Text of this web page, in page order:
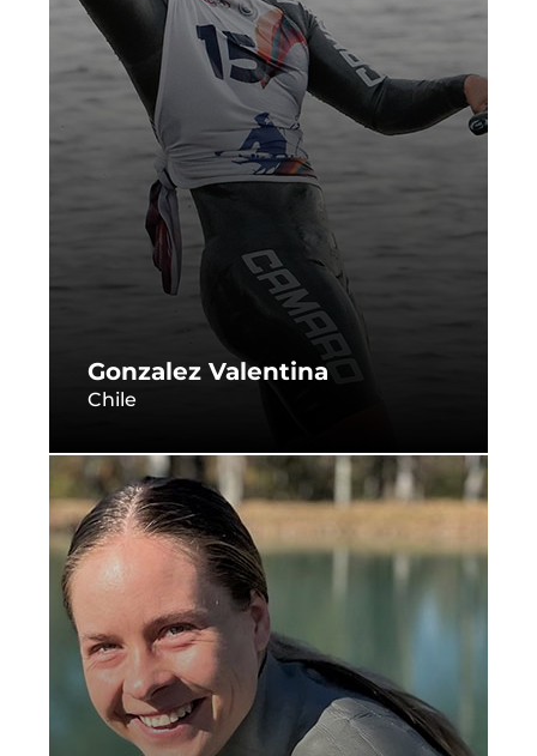
Gonzalez Valentina
Chile